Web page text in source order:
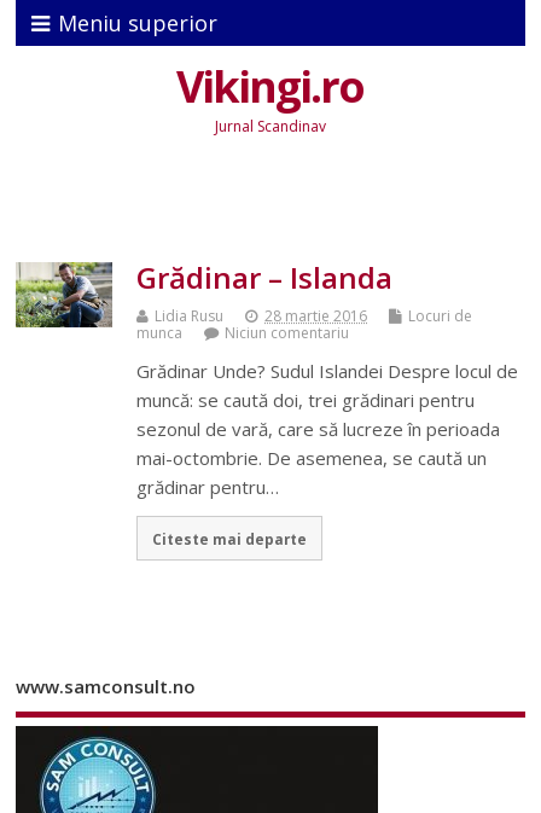
Meniu superior
Vikingi.ro
Jurnal Scandinav
Grădinar – Islanda
Lidia Rusu 28 martie 2016
Locuri de
munca
Niciun comentariu
Grădinar Unde? Sudul Islandei Despre locul de
muncă: se caută doi, trei grădinari pentru
sezonul de vară, care să lucreze în perioada
mai-octombrie. De asemenea, se caută un
grădinar pentru…
Citeste mai departe
www.samconsult.no